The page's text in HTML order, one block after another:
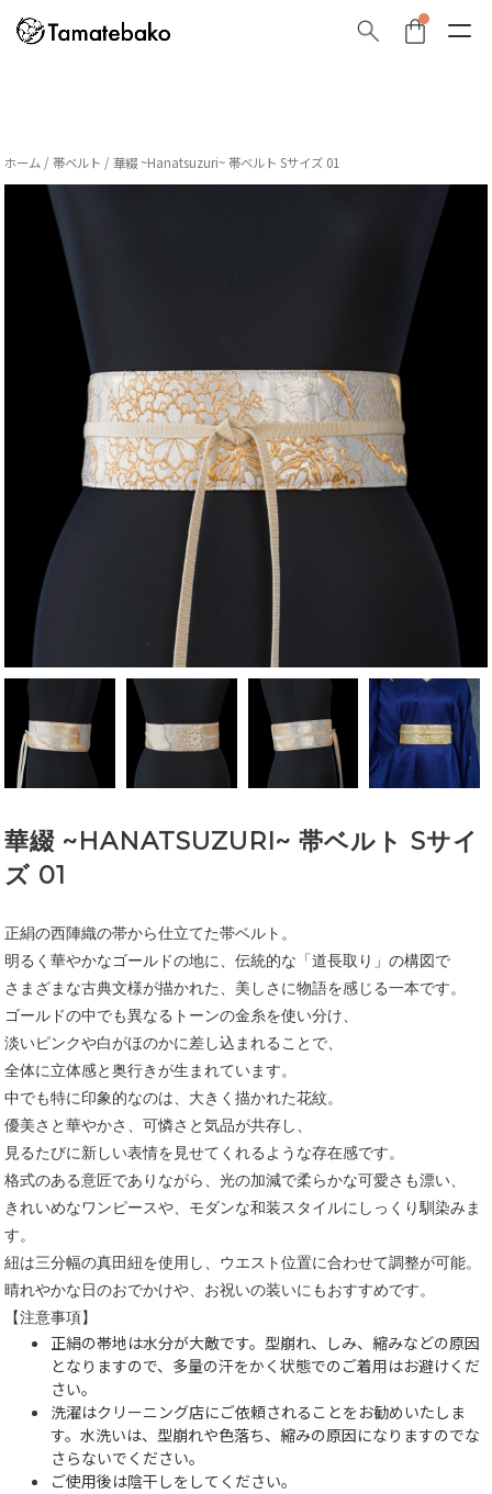
ホーム /帯ベルト / 華綴 ~Hanatsuzuri~ 帯ベルト Sサイズ 01
華綴 ~HANATSUZURI~ 帯ベルト Sサイ
ズ 01
正絹の西陣織の帯から仕立てた帯ベルト。
明るく華やかなゴールドの地に、伝統的な「道長取り」の構図で
さまざまな古典文様が描かれた、美しさに物語を感じる一本です。
ゴールドの中でも異なるトーンの金糸を使い分け、
淡いピンクや白がほのかに差し込まれることで、
全体に立体感と奥行きが生まれています。
中でも特に印象的なのは、大きく描かれた花紋。
優美さと華やかさ、可憐さと気品が共存し、
見るたびに新しい表情を見せてくれるような存在感です。
格式のある意匠でありながら、光の加減で柔らかな可愛さも漂い、
きれいめなワンピースや、モダンな和装スタイルにしっくり馴染みま
す。
紐は三分幅の真田紐を使用し、ウエスト位置に合わせて調整が可能。
晴れやかな日のおでかけや、お祝いの装いにもおすすめです。
【注意事項】
正絹の帯地は水分が大敵です。型崩れ、しみ、縮みなどの原因
となりますので、多量の汗をかく状態でのご着用はお避けくだ
さい。
洗濯はクリーニング店にご依頼されることをお勧めいたしま
す。水洗いは、型崩れや色落ち、縮みの原因になりますのでな
さらないでください。
ご使用後は陰干しをしてください。